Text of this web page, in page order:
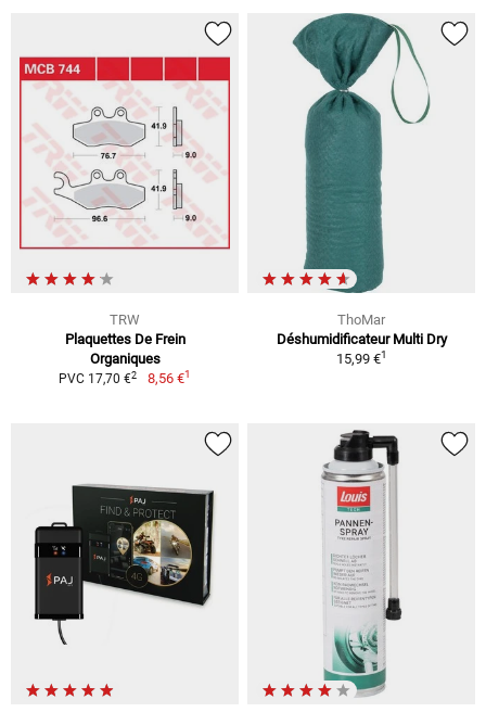
TRW
Plaquettes De Frein
Organiques
PVC 17,70 €2 8,56 €1
ThoMar
Déshumidificateur Multi Dry
15,99 €1